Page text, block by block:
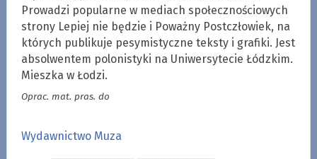
Prowadzi popularne w mediach społecznościowych
strony Lepiej nie będzie i Poważny Postczłowiek, na
których publikuje pesymistyczne teksty i grafiki. Jest
absolwentem polonistyki na Uniwersytecie Łódzkim.
Mieszka w Łodzi.
Oprac. mat. pras. do
Wydawnictwo Muza